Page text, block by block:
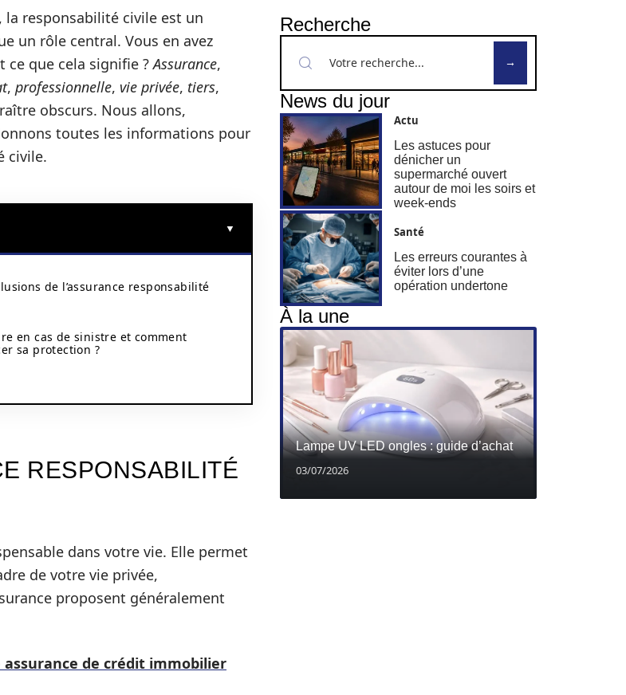
la responsabilité civile est un
un rôle central. Vous en avez
ce que cela signifie ?Assurance,
, professionnelle, vie privée, tiers,
obscurs. Nous allons,
toutes les informations pour
civile.
de l’assurance responsabilité
en cas de sinistre et comment
sa protection ?
RESPONSABILITÉ
dans votre vie. Elle permet
de votre vie privée,
proposent généralement
de crédit immobilier
Recherche
News du jour
Actu
Les astuces pour
dénicher un
supermarché ouvert
autour de moi les soirs et
week-ends
Santé
Les erreurs courantes à
éviter lors d’une
opération undertone
À la une
Lampe UV LED ongles : guide d’achat
03/07/2026